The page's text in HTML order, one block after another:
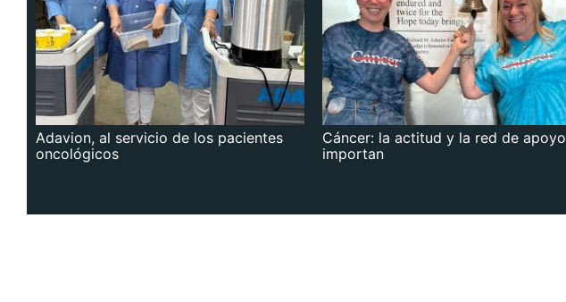
Adavion, al servicio de los pacientes
oncológicos
Cáncer: la actitud y la red de apoyo
importan